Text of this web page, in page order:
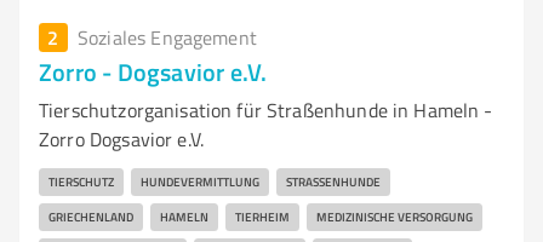
2 Soziales Engagement
Zorro - Dogsavior e.V.
Tierschutzorganisation für Straßenhunde in Hameln -
Zorro Dogsavior e.V.
TIERSCHUTZ HUNDEVERMITTLUNG STRASSENHUNDE
GRIECHENLAND HAMELN TIERHEIM MEDIZINISCHE VERSORGUNG